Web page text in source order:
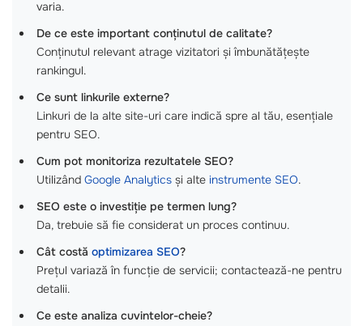
varia.
De ce este important conținutul de calitate?
Conținutul relevant atrage vizitatori și îmbunătățește
rankingul.
Ce sunt linkurile externe?
Linkuri de la alte site-uri care indică spre al tău, esențiale
pentru SEO.
Cum pot monitoriza rezultatele SEO?
Utilizând Google Analytics și alte instrumente SEO.
SEO este o investiție pe termen lung?
Da, trebuie să fie considerat un proces continuu.
Cât costă optimizarea SEO?
Prețul variază în funcție de servicii; contactează-ne pentru
detalii.
Ce este analiza cuvintelor-cheie?